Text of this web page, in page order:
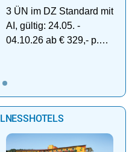
3 ÜN im DZ Standard mit
AI, gültig: 24.05. -
04.10.26 ab € 329,- p.P.